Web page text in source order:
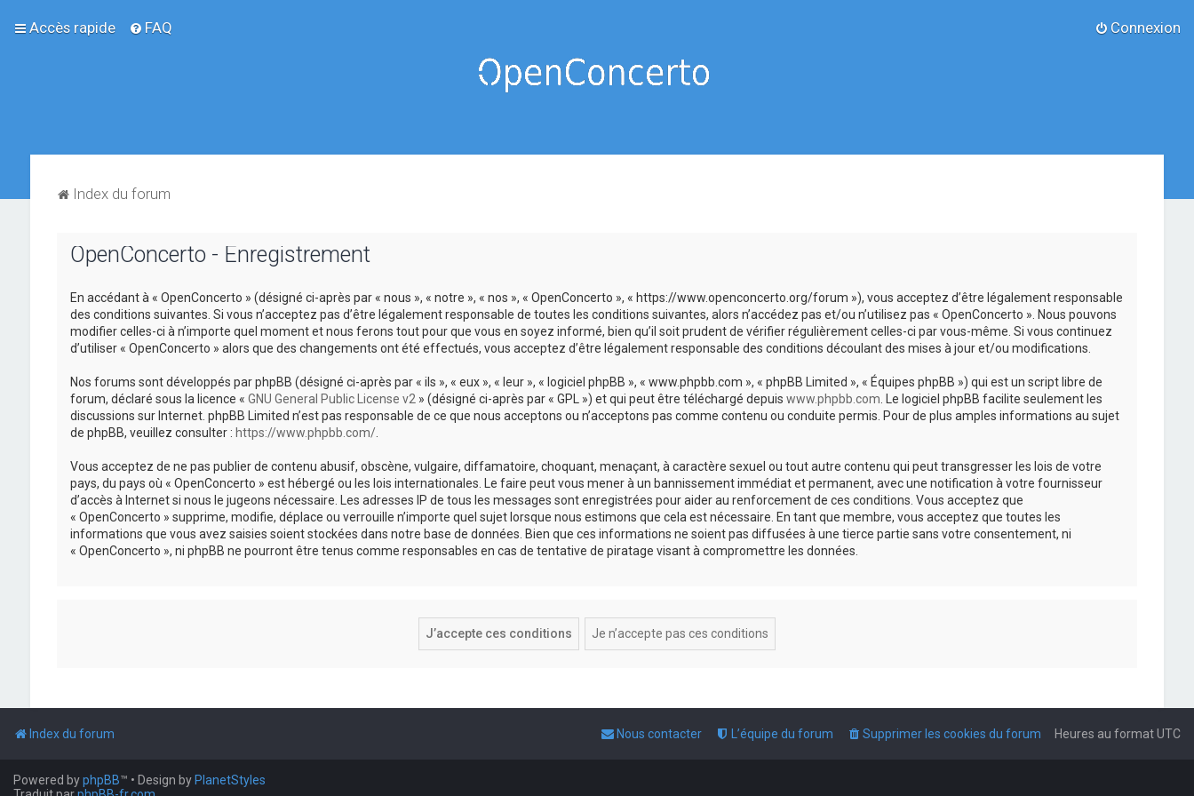
Accès rapide FAQ Connexion
Index du forum
OpenConcerto - Enregistrement
En accédant à « OpenConcerto » (désigné ci-après par « nous », « notre », « nos », « OpenConcerto », « https://www.openconcerto.org/forum »), vous acceptez d’être légalement responsable
des conditions suivantes. Si vous n’acceptez pas d’être légalement responsable de toutes les conditions suivantes, alors n’accédez pas et/ou n’utilisez pas « OpenConcerto ». Nous pouvons
modifier celles-ci à n’importe quel moment et nous ferons tout pour que vous en soyez informé, bien qu’il soit prudent de vérifier régulièrement celles-ci par vous-même. Si vous continuez
d’utiliser « OpenConcerto » alors que des changements ont été effectués, vous acceptez d’être légalement responsable des conditions découlant des mises à jour et/ou modifications.
Nos forums sont développés par phpBB (désigné ci-après par « ils », « eux », « leur », « logiciel phpBB », « www.phpbb.com », « phpBB Limited », « Équipes phpBB ») qui est un script libre de
forum, déclaré sous la licence « GNU General Public License v2 » (désigné ci-après par « GPL ») et qui peut être téléchargé depuis www.phpbb.com . Le logiciel phpBB facilite seulement les
discussions sur Internet. phpBB Limited n’est pas responsable de ce que nous acceptons ou n’acceptons pas comme contenu ou conduite permis. Pour de plus amples informations au sujet
de phpBB, veuillez consulter : https://www.phpbb.com/.
Vous acceptez de ne pas publier de contenu abusif, obscène, vulgaire, diffamatoire, choquant, menaçant, à caractère sexuel ou tout autre contenu qui peut transgresser les lois de votre
pays, du pays où « OpenConcerto » est hébergé ou les lois internationales. Le faire peut vous mener à un bannissement immédiat et permanent, avec une notification à votre fournisseur
d’accès à Internet si nous le jugeons nécessaire. Les adresses IP de tous les messages sont enregistrées pour aider au renforcement de ces conditions. Vous acceptez que
« OpenConcerto » supprime, modifie, déplace ou verrouille n’importe quel sujet lorsque nous estimons que cela est nécessaire. En tant que membre, vous acceptez que toutes les
informations que vous avez saisies soient stockées dans notre base de données. Bien que ces informations ne soient pas diffusées à une tierce partie sans votre consentement, ni
« OpenConcerto », ni phpBB ne pourront être tenus comme responsables en cas de tentative de piratage visant à compromettre les données.
Index du forum Heures au formatUTC
Supprimer les cookies du forum
L’équipe du forum
Nous contacter
Powered byphpBB™ • Design by PlanetStyles